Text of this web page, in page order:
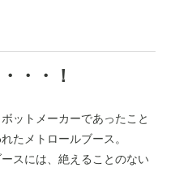
・・！
ットメーカーであったこと
たメトロールブース。
スには、絶えることのない